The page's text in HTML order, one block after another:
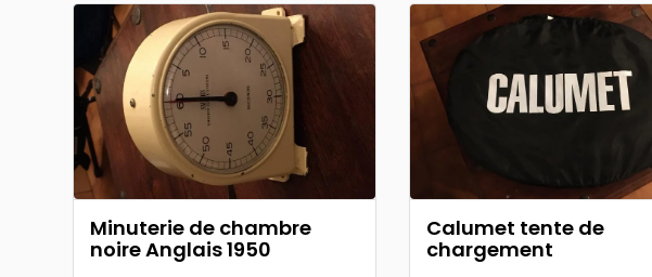
Minuterie de chambre
noire Anglais 1950
Calumet tente de
chargement